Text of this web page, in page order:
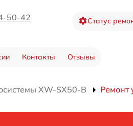
50-42 Статус
Контакты Отзывы
XW-SX50-B Ремонт